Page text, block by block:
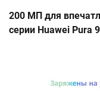
200 МП для
серии Huawei Pura